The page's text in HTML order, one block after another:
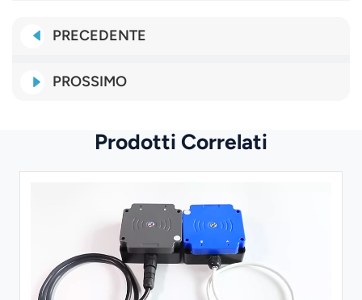
PRECEDENTE
PROSSIMO
Prodotti Correlati